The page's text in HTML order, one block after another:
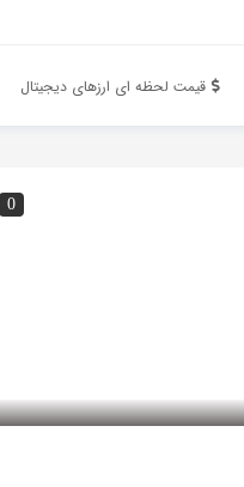
قیمت لحظه ای ارزهای دیجیتال
0